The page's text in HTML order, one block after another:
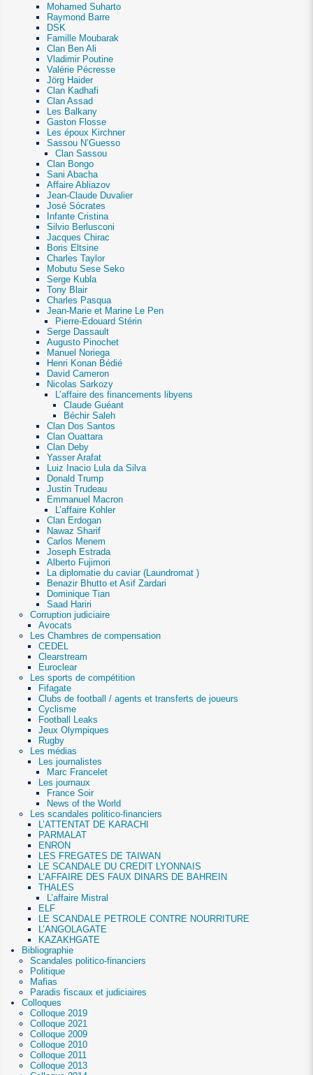
Mohamed Suharto
Raymond Barre
DSK
Famille Moubarak
Clan Ben Ali
Vladimir Poutine
Valérie Pécresse
Jörg Haider
Clan Kadhafi
Clan Assad
Les Balkany
Gaston Flosse
Les époux Kirchner
Sassou N’Guesso
Clan Sassou
Clan Bongo
Sani Abacha
Affaire Abliazov
Jean-Claude Duvalier
José Sócrates
Infante Cristina
Silvio Berlusconi
Jacques Chirac
Boris Eltsine
Charles Taylor
Mobutu Sese Seko
Serge Kubla
Tony Blair
Charles Pasqua
Jean-Marie et Marine Le Pen
Pierre-Edouard Stérin
Serge Dassault
Augusto Pinochet
Manuel Noriega
Henri Konan Bédié
David Cameron
Nicolas Sarkozy
L’affaire des financements libyens
Claude Guéant
Béchir Saleh
Clan Dos Santos
Clan Ouattara
Clan Deby
Yasser Arafat
Luiz Inacio Lula da Silva
Donald Trump
Justin Trudeau
Emmanuel Macron
L’affaire Kohler
Clan Erdogan
Nawaz Sharif
Carlos Menem
Joseph Estrada
Alberto Fujimori
La diplomatie du caviar (Laundromat )
Benazir Bhutto et Asif Zardari
Dominique Tian
Saad Hariri
Corruption judiciaire
Avocats
Les Chambres de compensation
CEDEL
Clearstream
Euroclear
Les sports de compétition
Fifagate
Clubs de football / agents et transferts de joueurs
Cyclisme
Football Leaks
Jeux Olympiques
Rugby
Les médias
Les journalistes
Marc Francelet
Les journaux
France Soir
News of the World
Les scandales politico-financiers
L’ATTENTAT DE KARACHI
PARMALAT
ENRON
LES FREGATES DE TAIWAN
LE SCANDALE DU CREDIT LYONNAIS
L’AFFAIRE DES FAUX DINARS DE BAHREIN
THALES
L’affaire Mistral
ELF
LE SCANDALE PETROLE CONTRE NOURRITURE
L’ANGOLAGATE
KAZAKHGATE
Bibliographie
Scandales politico-financiers
Politique
Mafias
Paradis fiscaux et judiciaires
Colloques
Colloque 2019
Colloque 2021
Colloque 2009
Colloque 2010
Colloque 2011
Colloque 2013